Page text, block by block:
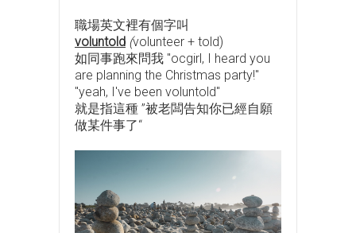
職場英文裡有個字叫
voluntold (volunteer + told)
如同事跑來問我 "ocgirl, I heard you
are planning the Christmas party!"
"yeah, I've been voluntold"
就是指這種 ”被老闆告知你已經自願
做某件事了“